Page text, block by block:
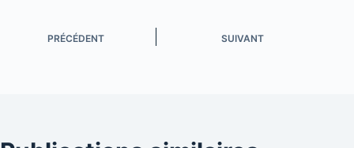
PRÉCÉDENT SUIVANT